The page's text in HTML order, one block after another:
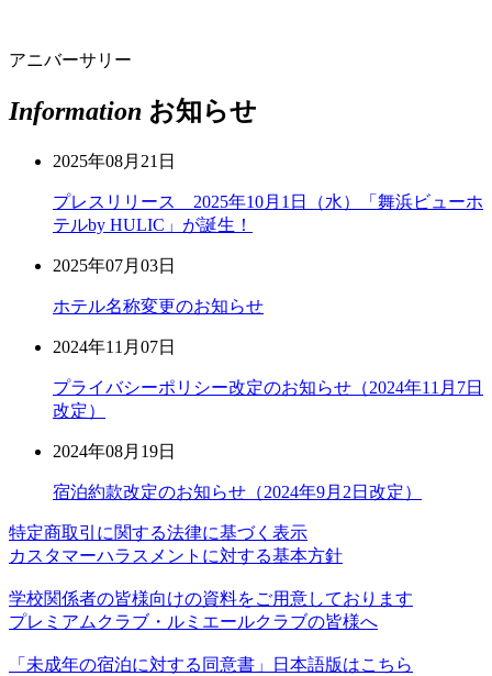
アニバーサリー
Information お知らせ
2025年08月21日
プレスリリース 2025年10月1日（水）「舞浜ビューホ
テルby HULIC」が誕生！
2025年07月03日
ホテル名称変更のお知らせ
2024年11月07日
プライバシーポリシー改定のお知らせ（2024年11月7日
改定）
2024年08月19日
宿泊約款改定のお知らせ（2024年9月2日改定）
特定商取引に関する法律に基づく表示
カスタマーハラスメントに対する基本方針
学校関係者の皆様向けの資料をご用意しております
プレミアムクラブ・ルミエールクラブの皆様へ
「未成年の宿泊に対する同意書」日本語版はこちら